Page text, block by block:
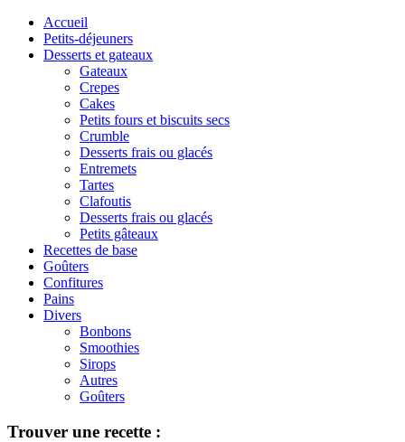
Accueil
Petits-déjeuners
Desserts et gateaux
Gateaux
Crepes
Cakes
Petits fours et biscuits secs
Crumble
Desserts frais ou glacés
Entremets
Tartes
Clafoutis
Desserts frais ou glacés
Petits gâteaux
Recettes de base
Goûters
Confitures
Pains
Divers
Bonbons
Smoothies
Sirops
Autres
Goûters
Trouver une recette :